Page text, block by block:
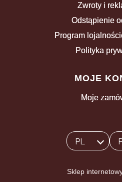
Zwroty i
Odstąpienie
Program
Polityka
MOJE
Moje
Wybrany
PL
polski
Sklep